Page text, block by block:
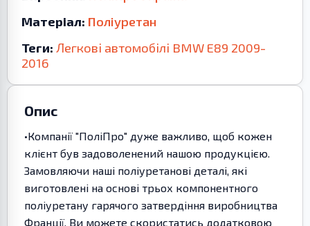
Матеріал: Поліуретан
Теги: Легкові автомобілі BMW E89 2009-
2016
Опис
•Компанії "ПоліПро" дуже важливо, щоб кожен
клієнт був задоволенений нашою продукцією.
Замовляючи наші поліуретанові деталі, які
виготовлені на основі трьох компонентного
поліуретану гарячого затвердіння виробництва
Франції, Ви можете скористатись додатковою